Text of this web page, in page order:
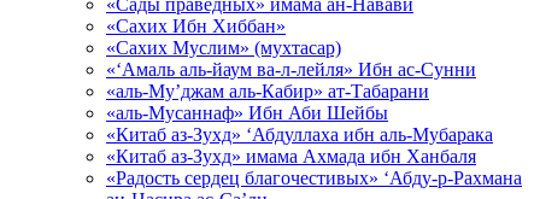
«Сады праведных» имама ан-Навави
«Сахих Ибн Хиббан»
«Сахих Муслим» (мухтасар)
«‘Амаль аль-йаум ва-л-лейля» Ибн ас-Сунни
«аль-Му’джам аль-Кабир» ат-Табарани
«аль-Мусаннаф» Ибн Аби Шейбы
«Китаб аз-Зухд» ‘Абдуллаха ибн аль-Мубарака
«Китаб аз-Зухд» имама Ахмада ибн Ханбаля
«Радость сердец благочестивых» ‘Абду-р-Рахмана